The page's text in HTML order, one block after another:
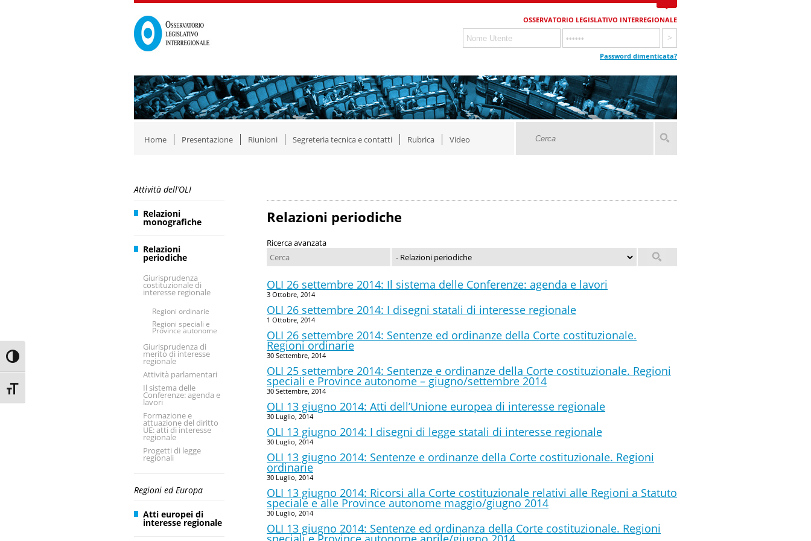
Toggle High Contrast
Toggle Font size
OSSERVATORIO LEGISLATIVO INTERREGIONALE
Password dimenticata?
Home Presentazione Riunioni Segreteria tecnica e contatti Rubrica Video
Attività dell’OLI
Relazioni
monografiche
Relazioni
periodiche
Giurisprudenza
costituzionale di
interesse regionale
Regioni ordinarie
Regioni speciali e
Province autonome
Giurisprudenza di
merito di interesse
regionale
Attività parlamentari
Il sistema delle
Conferenze: agenda e
lavori
Formazione e
attuazione del diritto
UE: atti di interesse
regionale
Progetti di legge
regionali
Regioni ed Europa
Atti europei di
interesse regionale
Relazioni periodiche
Ricerca avanzata
OLI 26 settembre 2014: Il sistema delle Conferenze: agenda e lavori
3 Ottobre, 2014
OLI 26 settembre 2014: I disegni statali di interesse regionale
1 Ottobre, 2014
OLI 26 settembre 2014: Sentenze ed ordinanze della Corte costituzionale.
Regioni ordinarie
30 Settembre, 2014
OLI 25 settembre 2014: Sentenze e ordinanze della Corte costituzionale. Regioni
speciali e Province autonome – giugno/settembre 2014
30 Settembre, 2014
OLI 13 giugno 2014: Atti dell’Unione europea di interesse regionale
30 Luglio, 2014
OLI 13 giugno 2014: I disegni di legge statali di interesse regionale
30 Luglio, 2014
OLI 13 giugno 2014: Sentenze e ordinanze della Corte costituzionale. Regioni
ordinarie
30 Luglio, 2014
OLI 13 giugno 2014: Ricorsi alla Corte costituzionale relativi alle Regioni a Statuto
speciale e alle Province autonome maggio/giugno 2014
30 Luglio, 2014
OLI 13 giugno 2014: Sentenze ed ordinanza della Corte costituzionale. Regioni